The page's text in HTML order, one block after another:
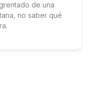
de una
no saber qué